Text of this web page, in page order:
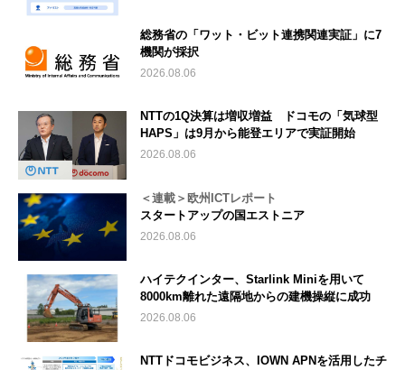
総務省の「ワット・ビット連携関連実証」に7
機関が採択
2026.08.06
NTTの1Q決算は増収増益 ドコモの「気球型
HAPS」は9月から能登エリアで実証開始
2026.08.06
＜連載＞欧州ICTレポート
スタートアップの国エストニア
2026.08.06
ハイテクインター、Starlink Miniを用いて
8000km離れた遠隔地からの建機操縦に成功
2026.08.06
NTTドコモビジネス、IOWN APNを活用したチ